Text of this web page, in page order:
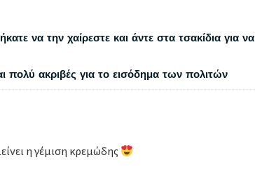
να την χαίρεστε και άντε στα τσακίδια για να
πολύ ακριβές για το εισόδημα των πολιτών
η γέμιση κρεμώδης